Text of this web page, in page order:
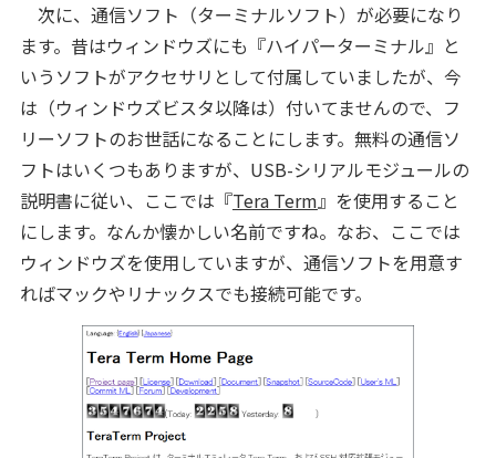
次に、通信ソフト（ターミナルソフト）が必要になり
ます。昔はウィンドウズにも『ハイパーターミナル』と
いうソフトがアクセサリとして付属していましたが、今
は（ウィンドウズビスタ以降は）付いてませんので、フ
リーソフトのお世話になることにします。無料の通信ソ
フトはいくつもありますが、USB-シリアルモジュールの
説明書に従い、ここでは『Tera Term』を使用すること
にします。なんか懐かしい名前ですね。なお、ここでは
ウィンドウズを使用していますが、通信ソフトを用意す
ればマックやリナックスでも接続可能です。